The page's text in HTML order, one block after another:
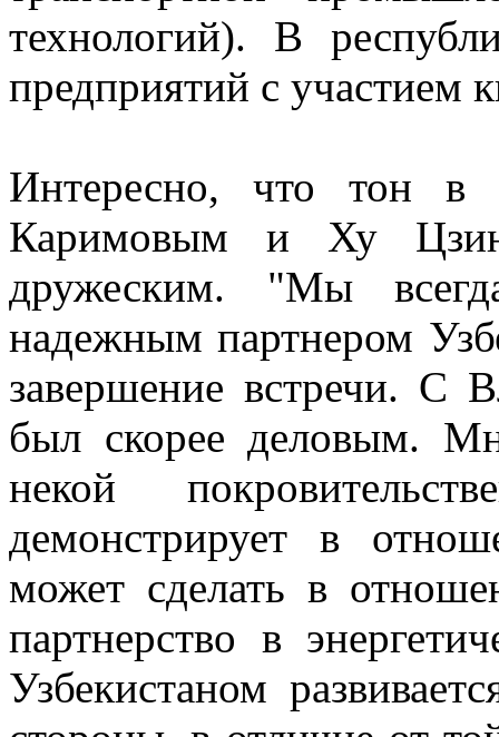
технологий). В
предприятий с участием
Интересно, что тон в
Каримовым и Ху
дружеским. "Мы
надежным партнером
завершение встречи. С
был скорее деловым.
некой
демонстрирует в
может сделать в
партнерство в
Узбекистаном